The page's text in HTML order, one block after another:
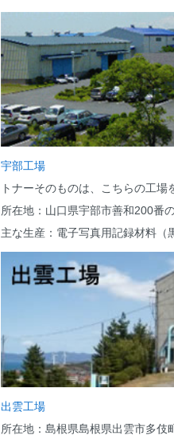
宇部工場
トナーそのものは、こちらの工場
所在地：山口県宇部市善和200番
主な生産：電子写真用記録材料（
出雲工場
所在地：島根県島根県出雲市多伎